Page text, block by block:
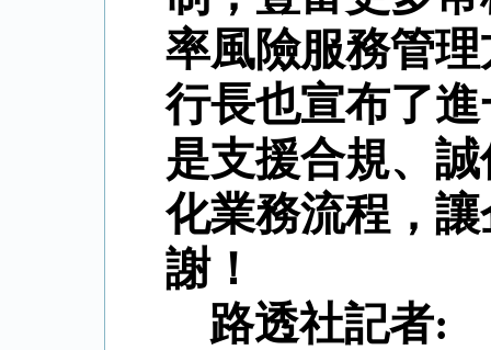
率風險服務管
行長也宣布了
是支援合規、
化業務流程，
謝！
路透社記者: